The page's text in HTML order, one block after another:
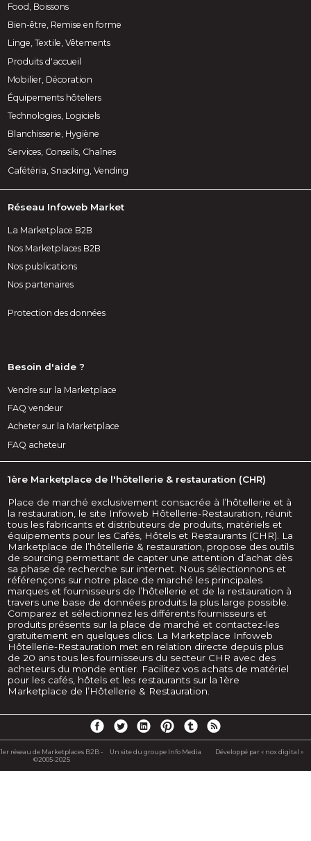
Food, Boissons
Bien-être, Remise en forme
Linge, Textile, Vêtements
Produits d'accueil
Mobilier, Décoration
Équipements hôteliers
Technologies, Logiciels
Blanchisserie, Hygiène
Services, Conseils, Chaînes
Cafétéria, Snacking, Vending
Réseau Infoweb Market
La Marketplace B2B
Nos Marketplaces B2B
Nos publications
Nos partenaires
Protection des données
Besoin d'aide ?
Vendre sur la Marketplace
FAQ vendeur
Acheter sur la Marketplace
FAQ acheteur
1ère Marketplace de l'hôtellerie & restauration (CHR)
Place de marché exclusivement consacrée à l’hôtellerie et à
la restauration, le site Infoweb Hôtellerie-Restauration, réunit
tous les fabricants et distributeurs de produits, matériels et
équipements pour les Cafés, Hôtels et Restaurants (CHR). La
Marketplace de l’hôtellerie & restauration, propose des outils
de sourcing permettant de capter une attention d’achat dès
sa phase de recherche sur internet. Nous sélectionnons et
référençons sur notre place de marché les principales
marques et fournisseurs de l’hôtellerie et de la restauration à
travers une base de données produits la plus large possible.
Comparez et sélectionnez les différents fournisseurs et
produits présents sur la place de marché et contactez-les
gratuitement en quelques clics. La Marketplace Infoweb
Hôtellerie-Restauration met en relation directe depuis plus
de 20 ans tous les fournisseurs du secteur CHR avec des
acheteurs du monde entier. Facilitez vos achats de matériel
pour les cafés, hôtels et les restaurants sur la 1ère
Marketplace de l’Hôtellerie & Restauration.
1er réseau de Marketplaces B2B -
©2005-2025
Un site du groupe Info Media Développé par « nox digital »